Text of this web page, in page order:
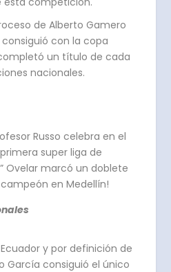
de Alberto Gamero
con la copa
un título de cada
nacionales.
Russo celebra en el
super liga de
Ovelar marcó un doblete
en Medellín!
y por definición de
García consiguió el único